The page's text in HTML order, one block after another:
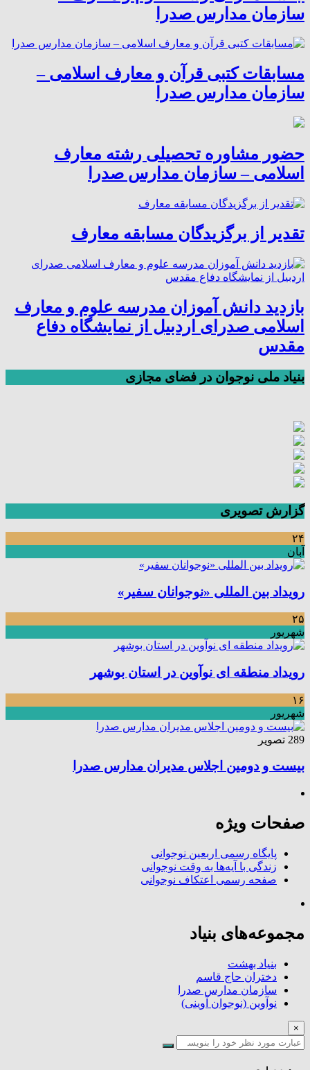
سازمان مدارس صدرا
مسابقات کتبی قرآن و معارف اسلامی –
سازمان مدارس صدرا
حضور مشاوره تحصیلی رشته معارف
اسلامی – سازمان مدارس صدرا
تقدیر از برگزیدگان مسابقه معارف
بازدید دانش آموزان مدرسه علوم و معارف
اسلامی صدرای اردبیل از نمایشگاه دفاع
مقدس
بنیاد ملی نوجوان در فضای مجازی
گزارش تصویری
۲۴
آبان
رویداد بین المللی «نوجوانان سفیر»
۲۵
شهریور
رویداد منطقه ای نوآوین در استان بوشهر
۱۶
شهریور
289 تصویر
بیست و دومین اجلاس مدیران مدارس صدرا
صفحات ویژه
پایگاه رسمی اربعین نوجوانی
زندگی با آیه‌ها به وقت نوجوانی
صفحه رسمی اعتکاف نوجوانی
مجموعه‌های بنیاد
بنیاد بهشت
دختران حاج قاسم
سازمان مدارس صدرا
نوآوین (نوجوان آوینی)
×